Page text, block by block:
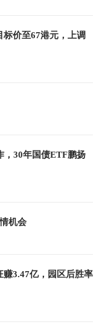
价至67港元，上调
，30年国债ETF鹏扬
机会
3.47亿，园区后胜率